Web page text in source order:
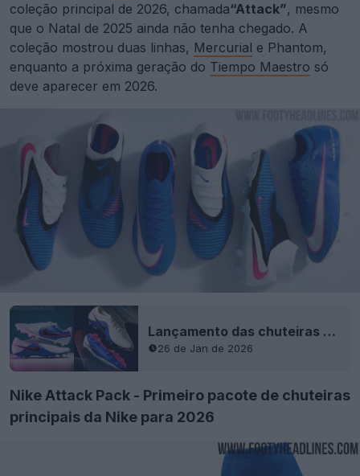
coleção principal de 2026, chamada“Attack”, mesmo
que o Natal de 2025 ainda não tenha chegado. A
coleção mostrou duas linhas, Mercurial e Phantom,
enquanto a próxima geração do Tiempo Maestro só
deve aparecer em 2026.
Lançamento das chuteiras Nike Tiempo Maestro & Ligera 2026 "Attack Pack" de última geração - Primeira combinação de cores do pacote principal
26 de Jan de 2026
Nike Attack Pack - Primeiro pacote de chuteiras
principais da Nike para 2026